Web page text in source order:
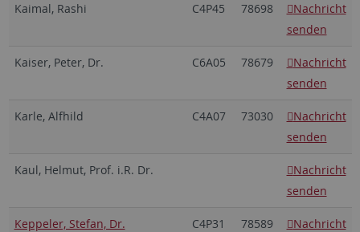
Kaimal, Rashi C4P45 78698
Nachricht
senden
Kaiser, Peter, Dr. C6A05 78679
Nachricht
senden
Karle, Alfhild C4A07 73030
Nachricht
senden
Kaul, Helmut, Prof. i.R. Dr.
Nachricht
senden
Keppeler, Stefan, Dr. C4P31 78589
Nachricht